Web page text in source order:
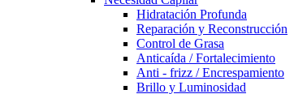
Hidratación Profunda
Reparación y Reconstrucción
Control de Grasa
Anticaída / Fortalecimiento
Anti - frizz / Encrespamiento
Brillo y Luminosidad